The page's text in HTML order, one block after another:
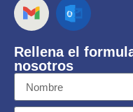
Rellena el
nosotros